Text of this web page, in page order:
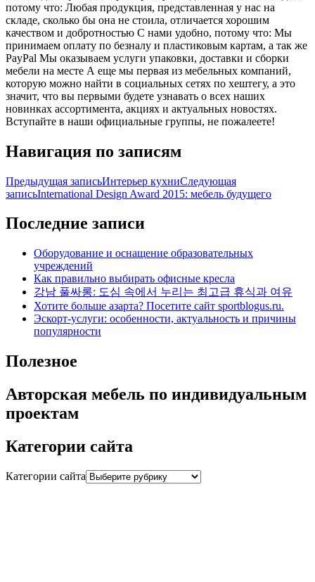
потому что: Любая продукция, представленная у нас на
складе, сколько бы она не стоила, отличается хорошим
качеством и добротностью С нами удобно, потому что: Мы
принимаем оплату по безналу и пластиковым картам, а так же
PayPal Мы оказываем услуги упаковки, доставки и сборки
мебели на месте А еще мы первая из мебельных компаний,
которую можно найти в социальных сетях по хештегу, а это
значит, что вы первыми будете узнавать о всех наших
новинках ассортимента, акциях и актуальных новостях.
Вступайте в наши официальные группы, не пожалеете!
Навигация по записям
Предыдущая записьИнтерьер кухниСледующая
записьInternational Design Award 2015: мебель будущего
Последние записи
Оборудование и оснащение образовательных
учреждений
Как правильно выбирать офисные кресла
강남 풀싸롱: 도심 속에서 누리는 최고급 휴식과 여유
Хотите больше азарта? Посетите сайт sportblogus.ru.
Эскорт-услуги: особенности, актуальность и причины
популярности
Полезное
Авторская мебель по индивидуальным
проектам
Категории сайта
Категории сайта